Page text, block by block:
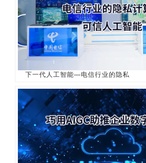
下一代人工智能—电信行业的隐私